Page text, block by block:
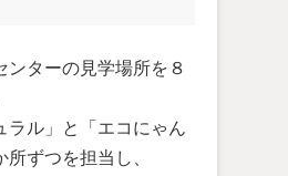
ンターの見学場所を８
ラル」と「エコにゃん
ずつを担当し、